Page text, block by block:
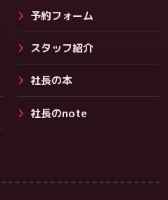
予約フォーム
スタッフ紹介
社長の本
社長のnote